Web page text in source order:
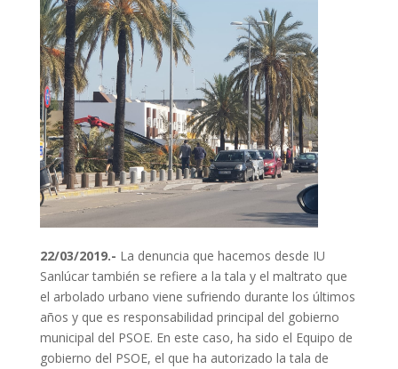
22/03/2019.- La denuncia que hacemos desde IU
Sanlúcar también se refiere a la tala y el maltrato que
el arbolado urbano viene sufriendo durante los últimos
años y que es responsabilidad principal del gobierno
municipal del PSOE. En este caso, ha sido el Equipo de
gobierno del PSOE, el que ha autorizado la tala de